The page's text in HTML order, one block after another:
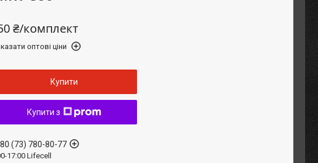
₴/комплект
оптові ціни
Купити
Купити з
(73) 780-80-77
17:00 Lifecell